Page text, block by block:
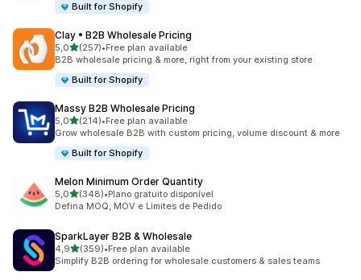
Built for Shopify
Clay • B2B Wholesale Pricing
5,0de 5 estrelas
(257)
257 total de avaliações
•Free plan available
B2B wholesale pricing & more, right from your existing store
Built for Shopify
Massy B2B Wholesale Pricing
5,0de 5 estrelas
(214)
214 total de avaliações
•Free plan available
Grow wholesale B2B with custom pricing, volume discount & more
Built for Shopify
Melon Minimum Order Quantity
5,0de 5 estrelas
(348)
348 total de avaliações
•Plano gratuito disponível
Defina MOQ, MOV e Limites de Pedido
SparkLayer B2B & Wholesale
4,9de 5 estrelas
(359)
359 total de avaliações
•Free plan available
Simplify B2B ordering for wholesale customers & sales teams